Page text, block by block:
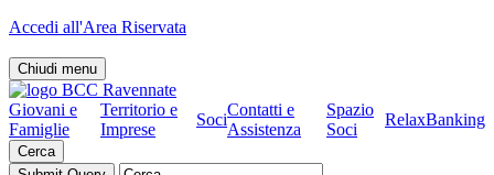
Accedi all'Area Riservata
Chiudi menu
Giovani e
Famiglie
Territorio e
Imprese
Soci
Contatti e
Assistenza
Spazio
Soci
RelaxBanking
Cerca